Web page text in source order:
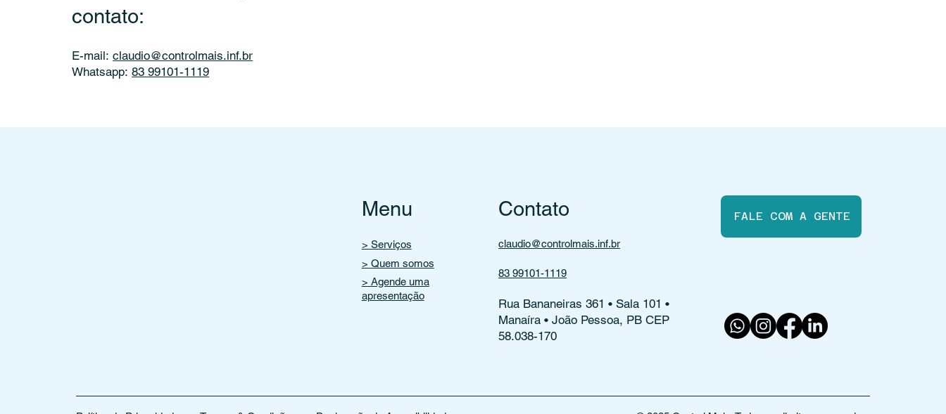
contato:
E-mail:claudio@controlmais.inf.br
Whatsapp:83 99101-1119
Menu
> Serviços
> Quem somos
> Agende uma
apresentação
Contato
claudio@controlmais.inf.br
83 99101-1119
Rua Bananeiras 361 • Sala 101 •
Manaíra • João Pessoa, PB CEP
58.038-170
FALE COM A GENTE